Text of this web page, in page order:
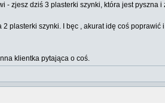
- zjesz dziś 3 plasterki szynki, która jest pyszna
plasterki szynki. I bęc , akurat idę coś
klientka pytająca o coś.